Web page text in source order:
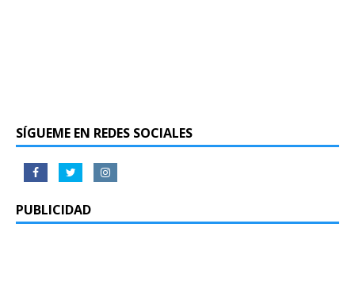
SÍGUEME EN REDES SOCIALES
PUBLICIDAD